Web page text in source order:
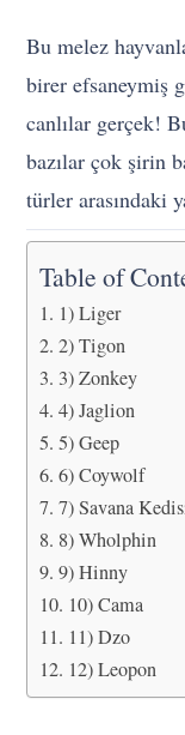
Bu melez
birer efsaneymiş
canlılar gerçek!
bazılar çok şirin
türler arasındaki
Table of
1) Liger
2) Tigon
3) Zonkey
4) Jaglion
5) Geep
6) Coywolf
7) Savana
8) Wholphin
9) Hinny
10) Cama
11) Dzo
12) Leopon